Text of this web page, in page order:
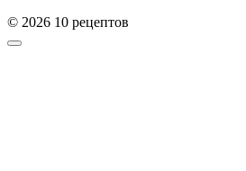
© 2026 10 рецептов